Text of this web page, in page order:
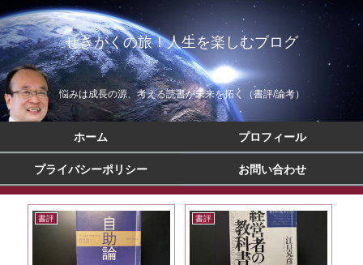
せきがくの旅！人生を楽しむブログ
悩みは成長の源、考える読書が未来を拓く（書評/論考）
ホーム プロフィール
プライバシーポリシー お問い合わせ
書評 書評